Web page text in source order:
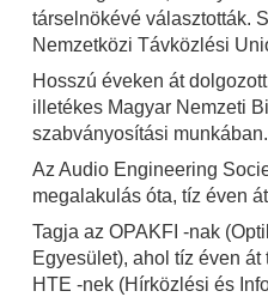
társelnökévé választották.
Nemzetközi Távközlési
Hosszú éveken át
illetékes Magyar Nemzeti
szabványosítási munkában.
Az Audio Engineering
megalakulás óta, tíz éven
Tagja az OPAKFI -nak
Egyesület), ahol tíz éven
HTE -nek (Hírközlési és